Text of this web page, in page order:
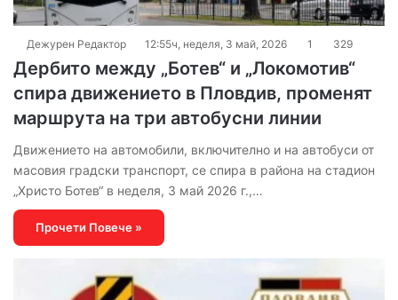
Дежурен Редактор 12:55ч, неделя, 3 май, 2026 1 329
Дербито между „Ботев“ и „Локомотив“
спира движението в Пловдив, променят
маршрута на три автобусни линии
Движението на автомобили, включително и на автобуси от
масовия градски транспорт, се спира в района на стадион
„Христо Ботев“ в неделя, 3 май 2026 г.,…
Прочети Повече »